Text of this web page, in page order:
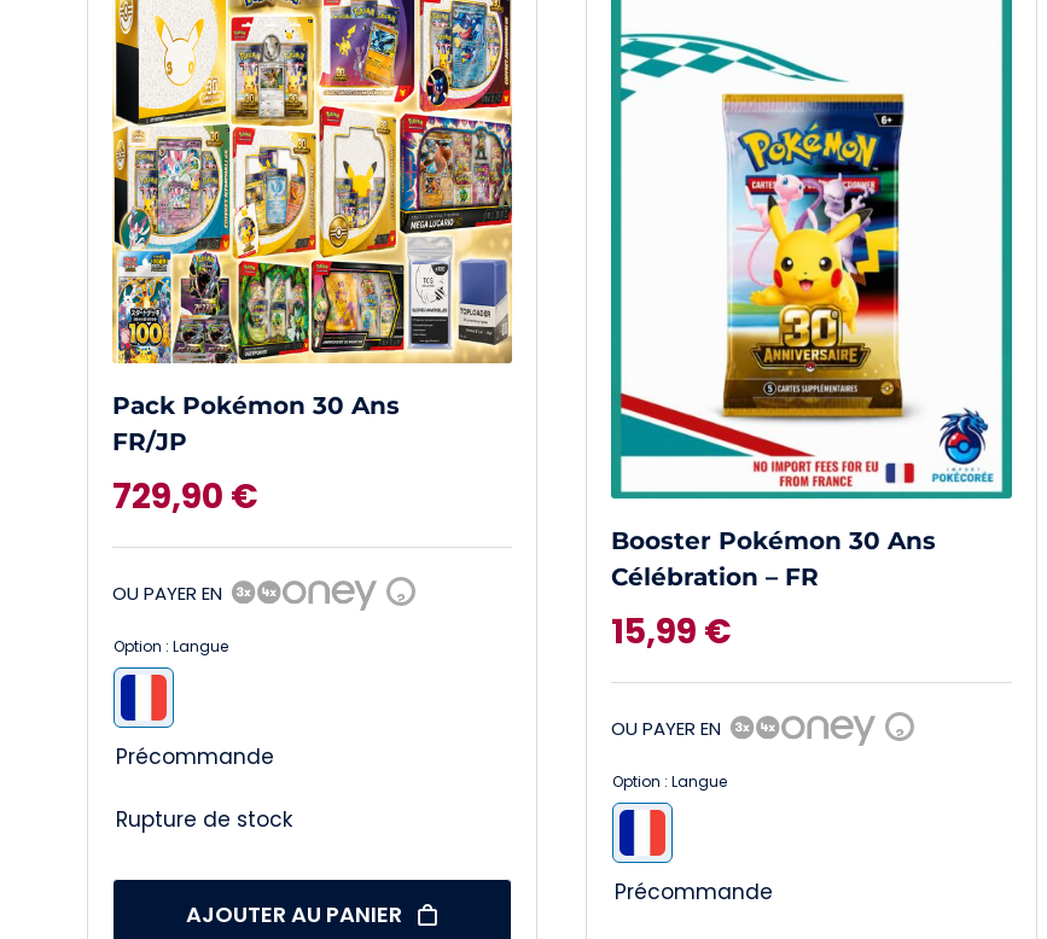
Pack Pokémon 30 Ans
FR/JP
729,90 €
OU PAYER EN ?
Option : Langue
Précommande
Rupture de stock
AJOUTER AU PANIER
Booster Pokémon 30 Ans
Célébration – FR
15,99 €
OU PAYER EN ?
Option : Langue
Précommande